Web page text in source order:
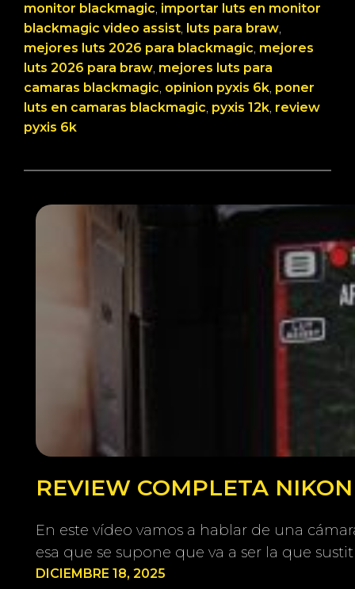
monitor blackmagic importar luts en monitor
blackmagic video assist luts para braw
mejores luts 2026 para blackmagic mejores
luts 2026 para braw mejores luts para
camaras blackmagic opinion pyxis 6k poner
luts en camaras blackmagic pyxis 12k review
pyxis 6k
REVIEW COMPLETA
En este vídeo vamos a hablar de una
esa que se supone que va a ser la que
DICIEMBRE 18, 2025